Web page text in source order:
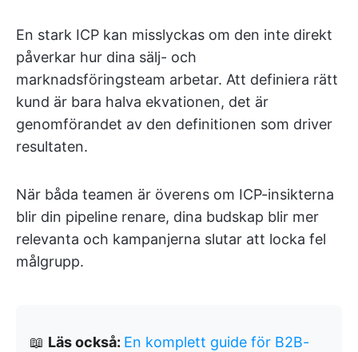
En stark ICP kan misslyckas om den inte direkt
påverkar hur dina sälj- och
marknadsföringsteam arbetar. Att definiera rätt
kund är bara halva ekvationen, det är
genomförandet av den definitionen som driver
resultaten.
När båda teamen är överens om ICP-insikterna
blir din pipeline renare, dina budskap blir mer
relevanta och kampanjerna slutar att locka fel
målgrupp.
📖 Läs också: En komplett guide för B2B-